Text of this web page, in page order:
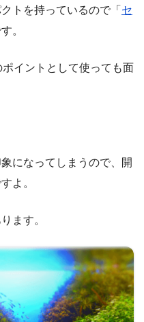
トを持っているので「セ
。
イントとして使っても面
になってしまうので、開
よ。
ます。